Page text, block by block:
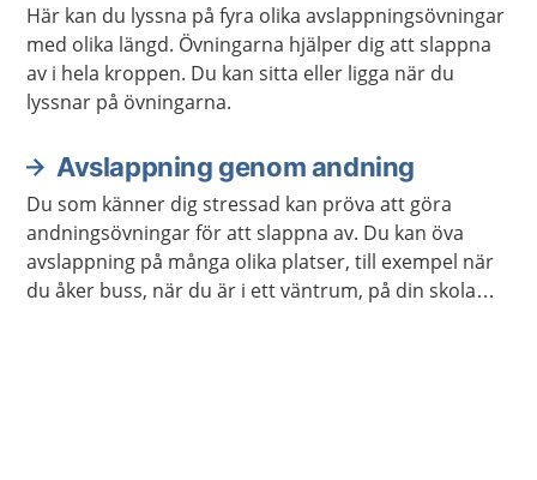
Här kan du lyssna på fyra olika avslappningsövningar
med olika längd. Övningarna hjälper dig att slappna
av i hela kroppen. Du kan sitta eller ligga när du
lyssnar på övningarna.
Avslappning genom andning
Du som känner dig stressad kan pröva att göra
andningsövningar för att slappna av. Du kan öva
avslappning på många olika platser, till exempel när
du åker buss, när du är i ett väntrum, på din skola